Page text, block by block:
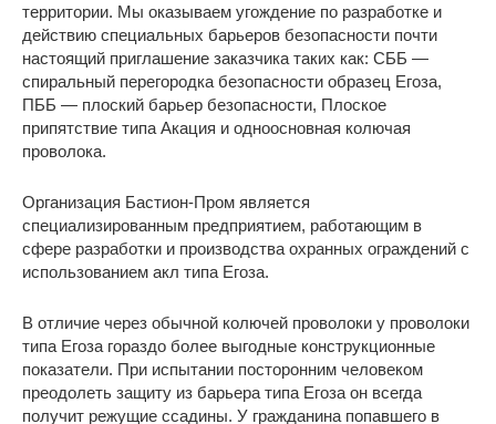
территории. Мы оказываем угождение по разработке и
действию специальных барьеров безопасности почти
настоящий приглашение заказчика таких как: СББ —
спиральный перегородка безопасности образец Егоза,
ПББ — плоский барьер безопасности, Плоское
припятствие типа Акация и одноосновная колючая
проволока.
Организация Бастион-Пром является
специализированным предприятием, работающим в
сфере разработки и производства охранных ограждений с
использованием акл типа Егоза.
В отличие через обычной колючей проволоки у проволоки
типа Егоза гораздо более выгодные конструкционные
показатели. При испытании посторонним человеком
преодолеть защиту из барьера типа Егоза он всегда
получит режущие ссадины. У гражданина попавшего в